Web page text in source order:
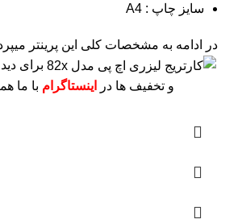
سایز چاپ : A4
در ادامه به مشخصات کلی این پرینتر
برای
و تخفیف ها در
اینستاگرام با ما